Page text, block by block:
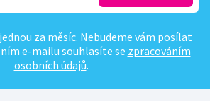
za měsíc. Nebudeme vám posílat
e-mailu souhlasíte se zpracováním
osobních údajů.